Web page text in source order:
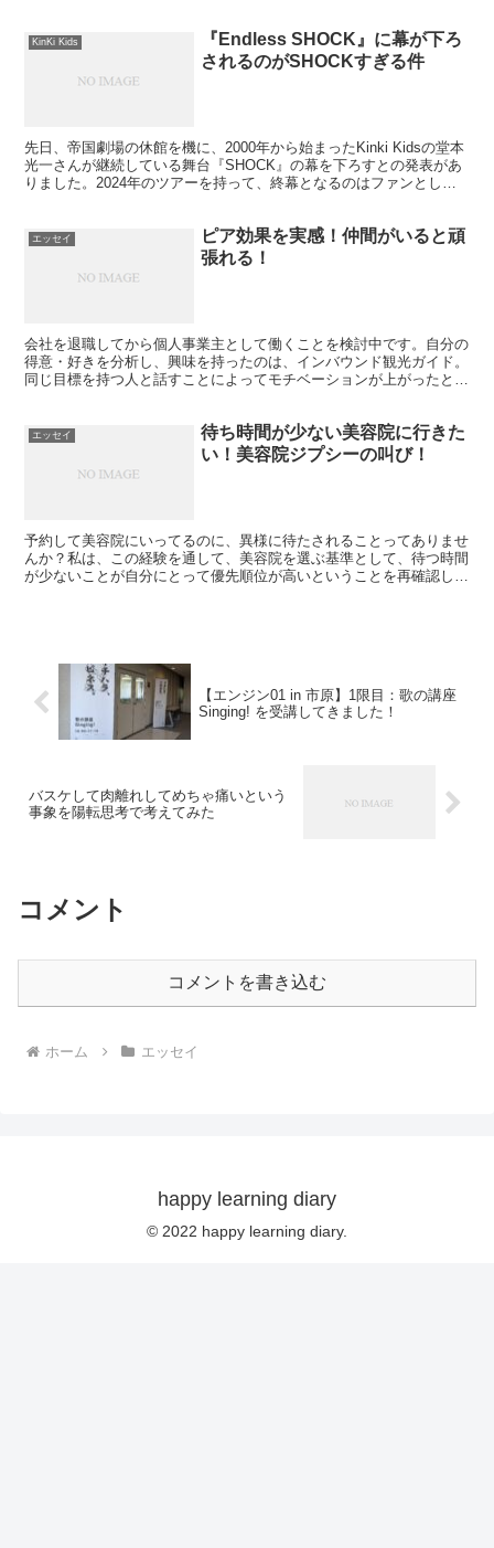
KinKi Kids
『Endless SHOCK』に幕が下ろ
されるのがSHOCKすぎる件
先日、帝国劇場の休館を機に、2000年から始まったKinki Kidsの堂本
光一さんが継続している舞台『SHOCK』の幕を下ろすとの発表があ
りました。2024年のツアーを持って、終幕となるのはファンとして
エッセイ
ピア効果を実感！仲間がいると頑
張れる！
会社を退職してから個人事業主として働くことを検討中です。自分の
得意・好きを分析し、興味を持ったのは、インバウンド観光ガイド。
同じ目標を持つ人と話すことによってモチベーションが上がったとい
エッセイ
待ち時間が少ない美容院に行きた
い！美容院ジプシーの叫び！
予約して美容院にいってるのに、異様に待たされることってありませ
んか？私は、この経験を通して、美容院を選ぶ基準として、待つ時間
が少ないことが自分にとって優先順位が高いということを再確認しま
【エンジン01 in 市原】1限目：歌の講座
Singing! を受講してきました！
バスケして肉離れしてめちゃ痛いという
事象を陽転思考で考えてみた
コメント
コメントを書き込む
ホーム エッセイ
happy learning diary
© 2022 happy learning diary.